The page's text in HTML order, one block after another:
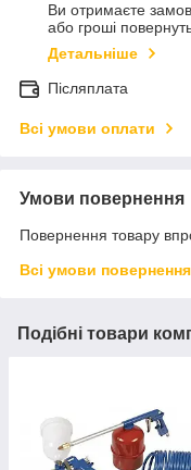
Ви отримаєте
або гроші
Детальніше
Післяплата
Всі умови оплати
Умови повернення
Повернення товару
Всі умови повернення
Подібні товари